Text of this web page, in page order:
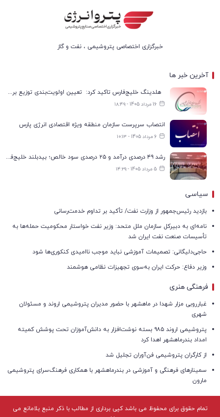
خبرگزاری اختصاصی پتروشیمی ، نفت و گاز
آخرین خبر ها
هلدینگ خلیج‌فارس تاکید کرد: تعیین اولویت‌بندی توزیع برق پتروشیمی‌ها، صرفا با شرکت ملی صنایع پتروشیمی ایران است
16 مرداد 1405 - ۱۸:۴۹
انتصاب سرپرست سازمان منطقه ویژه اقتصادی انرژی پارس
6 مرداد 1405 - ۱۰:۱۳
رشد ۴۹ درصدی درآمد و ۲۵ درصدی سود خالص؛ بیدبلند خلیج‌فارس سال ۱۴۰۴ را با رکوردهای جدید به پایان رساند
5 مرداد 1405 - ۱۴:۲۹
سیاسی
بازدید رئیس‌جمهور از وزارت نفت/ تأکید بر تداوم خدمت‌رسانی
نامه‌ای به دبیرکل سازمان ملل متحد: وزیر نفت خواستار محکومیت حمله‌ها به
تأسیسات صنعت نفت ایران شد
حاجی‌دلیگانی: تصمیمات آموزشی نباید موجب ناامیدی کنکوری‌ها شود
وزیر دفاع: حرکت ایران به‌سوی تجهیزات نظامی هوشمند
فرهنگی هنری
غبارروبی مزار شهدا در ماهشهر با حضور مدیران پتروشیمی اروند و مسئولان
شهری
پتروشیمی اروند ۹۸۵ بسته نوشت‌افزار به دانش‌آموزان تحت پوشش کمیته
امداد بندرماهشهر اهدا کرد
از کارگران پتروشیمی فن‌آوران تجلیل شد
سمینارهای فرهنگی و آموزشی در بندرماهشهر با همکاری فرهنگ‌سرای پتروشیمی
مارون
تمام حقوق برای محفوظ می باشد کپی برداری از مطالب با ذکر منبع بلامانع می